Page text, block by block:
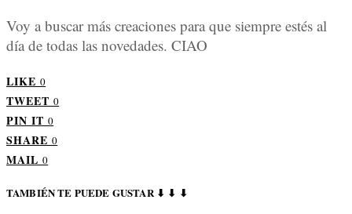
Voy a buscar más creaciones para que siempre estés al
día de todas las novedades. CIAO
LIKE 0
TWEET 0
PIN IT 0
SHARE 0
MAIL 0
TAMBIÉN TE PUEDE GUSTAR ⬇ ⬇ ⬇